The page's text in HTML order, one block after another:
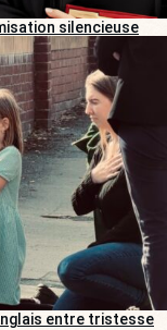
silencieuse
entre tristesse